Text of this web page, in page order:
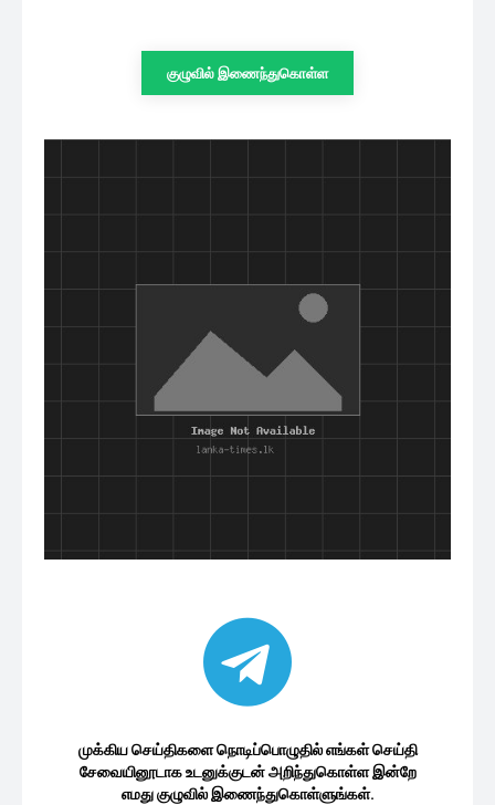
குழுவில் இணைந்துகொள்ள
முக்கிய செய்திகளை நொடிப்பொழுதில் எங்கள் செய்தி
சேவையினூடாக உடனுக்குடன் அறிந்துகொள்ள இன்றே
எமது குழுவில் இணைந்துகொள்ளுங்கள்.